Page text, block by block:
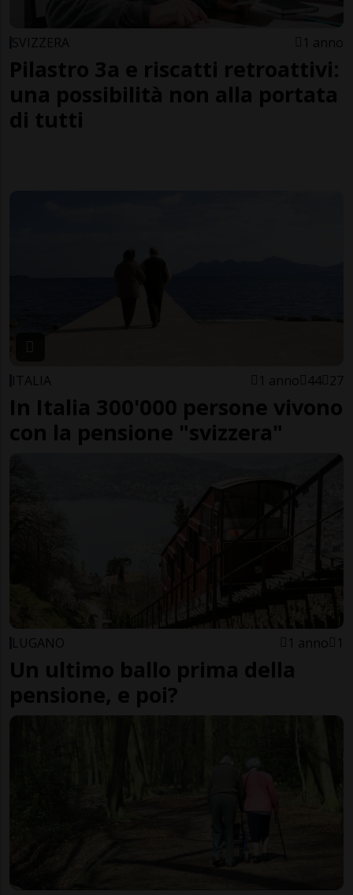
SVIZZERA 1 anno
Pilastro 3a e riscatti retroattivi:
una possibilità non alla portata
di tutti
ITALIA 1 anno 44 27
In Italia 300'000 persone vivono
con la pensione "svizzera"
LUGANO 1 anno 1
Un ultimo ballo prima della
pensione, e poi?